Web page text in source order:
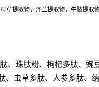
草提取物，泽兰提取物，牛膝提取
、珠肽粉、枸杞多肽、豌
虫草多肽、人参多肽、